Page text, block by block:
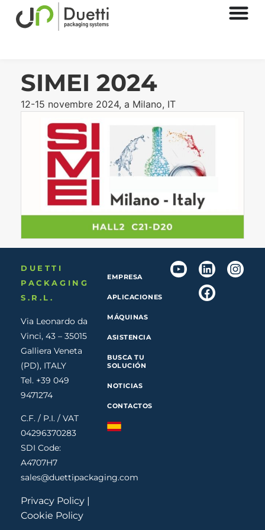
SIMEI 2024
12-15 novembre 2024, a Milano, IT
DUETTI
PACKAGING
S.R.L.
Via Leonardo da
Vinci, 43 – 35015
Galliera Veneta
(PD), ITALY
Tel. +39 049
9471274
C.F. / P.I. / VAT
04296370283
SDI Code:
A4707H7
sales@duettipackaging.com
Privacy Policy |
Cookie Policy
EMPRESA
APLICACIONES
MÁQUINAS
ASISTENCIA
BUSCA TU
SOLUCIÓN
NOTICIAS
CONTACTOS